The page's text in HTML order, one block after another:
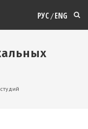
РУС /ENG